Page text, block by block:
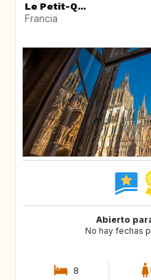
Le Petit-Q...
Francia
Abierto
No hay fechas
8